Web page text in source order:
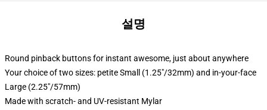
설명
Round pinback buttons for instant awesome, just about anywhere
Your choice of two sizes: petite Small (1.25"/32mm) and in-your-face
Large (2.25"/57mm)
Made with scratch- and UV-resistant Mylar